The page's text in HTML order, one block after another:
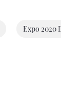
Expo 2020